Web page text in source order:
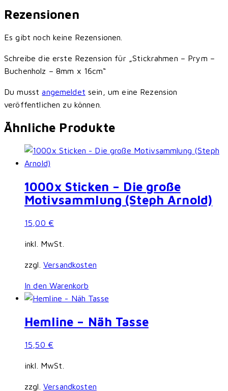
Rezensionen
Es gibt noch keine Rezensionen.
Schreibe die erste Rezension für „Stickrahmen – Prym –
Buchenholz – 8mm x 16cm“
Du musstangemeldet sein, um eine Rezension
veröffentlichen zu können.
Ähnliche Produkte
1000x Sticken – Die große
Motivsammlung (Steph Arnold)
15,00 €
inkl. MwSt.
zzgl. Versandkosten
In den Warenkorb
Hemline – Näh Tasse
15,50 €
inkl. MwSt.
zzgl. Versandkosten